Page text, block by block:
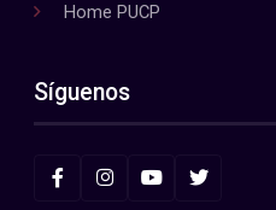
Home PUCP
Síguenos